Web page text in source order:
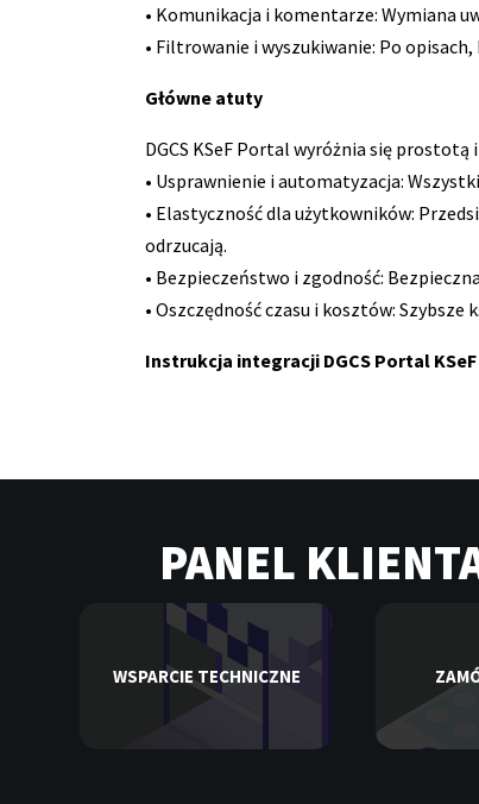
• Komunikacja i komentarze: Wymiana
• Filtrowanie i wyszukiwanie: Po
Główne atuty
DGCS KSeF Portal wyróżnia się
• Usprawnienie i automatyzacja:
• Elastyczność dla użytkowników:
odrzucają.
• Bezpieczeństwo i zgodność:
• Oszczędność czasu i kosztów:
Instrukcja integracji DGCS Portal
PANEL
WSPARCIE TECHNICZNE